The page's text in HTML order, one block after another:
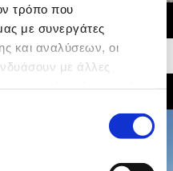
τρόπο που
με συνεργάτες
και αναλύσεων, οι
με άλλες
μετά την πυρκαγία